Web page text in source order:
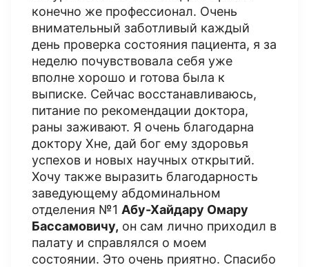
конечно же профессионал. Очень
внимательный заботливый каждый
день проверка состояния пациента, я за
неделю почувствовала себя уже
вполне хорошо и готова была к
выписке. Сейчас восстанавливаюсь,
питание по рекомендации доктора,
раны заживают. Я очень благодарна
доктору Хне, дай бог ему здоровья
успехов и новых научных открытий.
Хочу также выразить благодарность
заведующему абдоминальном
отделения №1 Абу-Хайдару Омару
Бассамовичу, он сам лично приходил в
палату и справлялся о моем
состоянии. Это очень приятно. Спасибо